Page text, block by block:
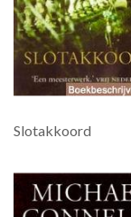
Slotakkoord